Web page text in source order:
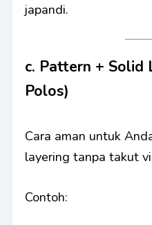
japandi.
c. Pattern + Solid
Polos)
Cara aman untuk
layering tanpa takut
Contoh: